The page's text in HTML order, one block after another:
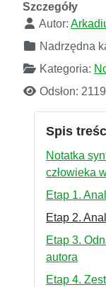
Szczegóły
Autor:
Nadrzędna
Kategoria:
Odsłon: 2119
Spis
Notatka
człowieka
Etap 1.
Etap 2.
Etap 3.
autora
Etap 4.